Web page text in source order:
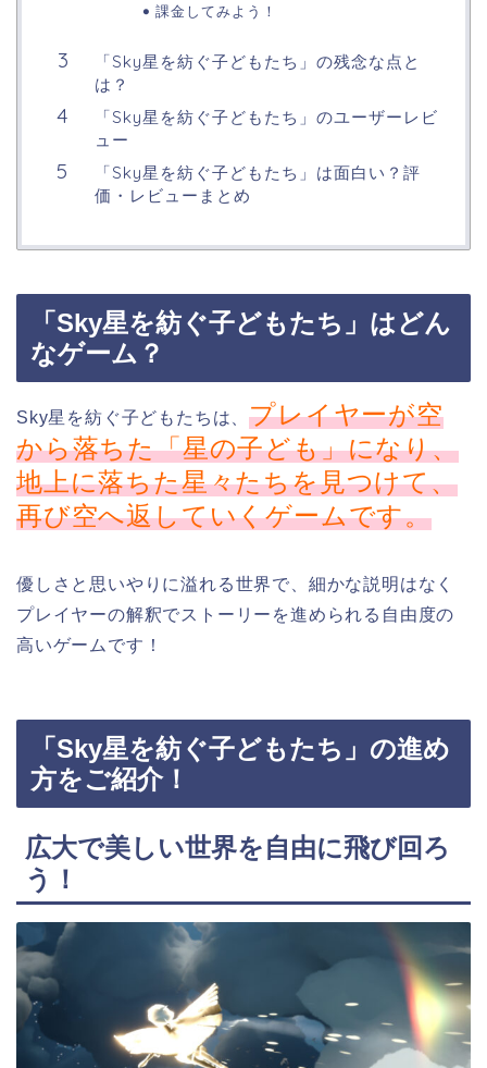
課金してみよう！
「Sky星を紡ぐ子どもたち」の残念な点と
は？
「Sky星を紡ぐ子どもたち」のユーザーレビ
ュー
「Sky星を紡ぐ子どもたち」は面白い？評
価・レビューまとめ
「Sky星を紡ぐ子どもたち」はどん
なゲーム？
Sky星を紡ぐ子どもたちは、プレイヤーが空
から落ちた「星の子ども」になり、
地上に落ちた星々たちを見つけて、
再び空へ返していくゲームです。
優しさと思いやりに溢れる世界で、細かな説明はなく
プレイヤーの解釈でストーリーを進められる自由度の
高いゲームです！
「Sky星を紡ぐ子どもたち」の進め
方をご紹介！
広大で美しい世界を自由に飛び回ろ
う！